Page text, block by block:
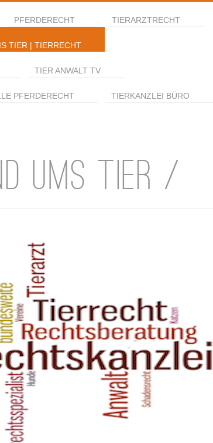
PFERDERECHT TIERARZTRECHT
TIER | TIERRECHT
TIER ANWALT TV
PFERDERECHT TIERKANZLEI BÜRO
UMS TIER /